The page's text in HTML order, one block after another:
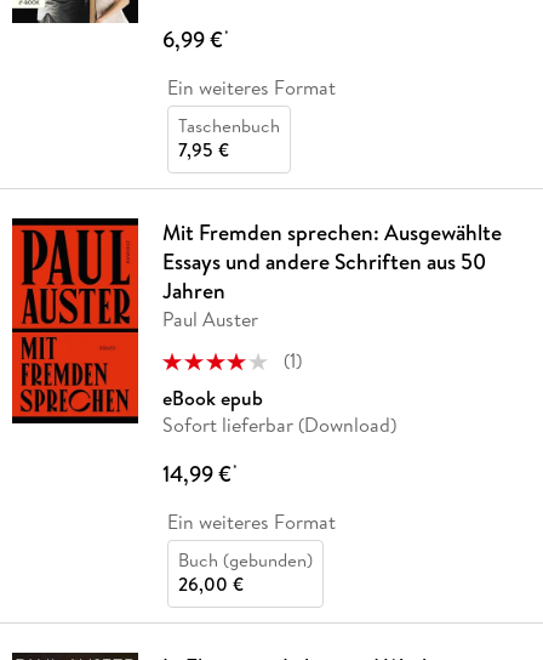
6,99 €*
Ein weiteres Format
Taschenbuch
7,95 €
Mit Fremden sprechen: Ausgewählte
Essays und andere Schriften aus 50
Jahren
Paul Auster
(1)
eBook epub
Sofort lieferbar (Download)
14,99 €*
Ein weiteres Format
Buch (gebunden)
26,00 €